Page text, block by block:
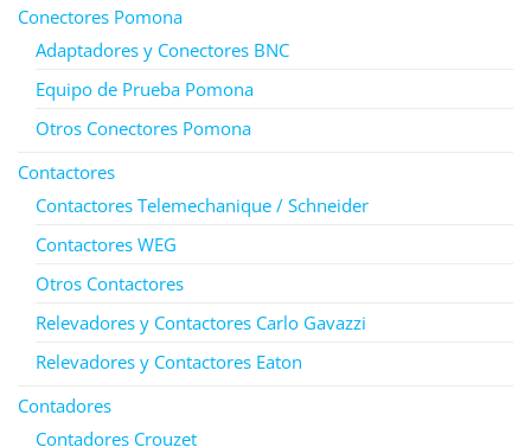
Conectores Pomona
Adaptadores y Conectores BNC
Equipo de Prueba Pomona
Otros Conectores Pomona
Contactores
Contactores Telemechanique / Schneider
Contactores WEG
Otros Contactores
Relevadores y Contactores Carlo Gavazzi
Relevadores y Contactores Eaton
Contadores
Contadores Crouzet